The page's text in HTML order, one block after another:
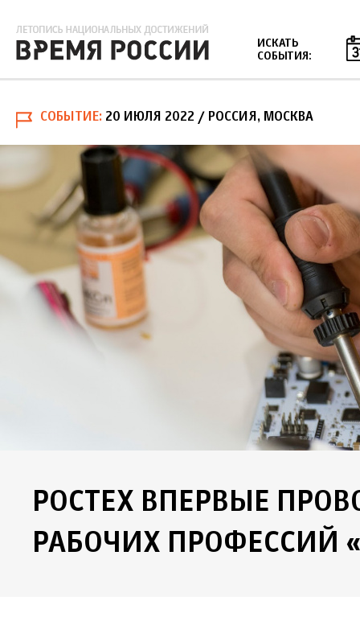
ИСКАТЬ
СОБЫТИЯ:
СОБЫТИЕ 20 ИЮЛЯ 2022 / РОССИЯ, МОСКВА
РОСТЕХ ВПЕРВЫЕ
РАБОЧИХ ПРОФЕССИЙ